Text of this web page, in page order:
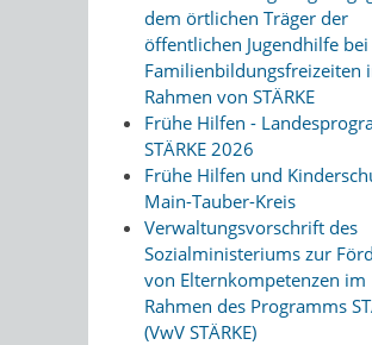
dem örtlichen Träger der
öffentlichen Jugendhilfe bei
Familienbildungsfreizeiten
Rahmen von STÄRKE
Frühe Hilfen -
STÄRKE 2026
Frühe Hilfen und
Main-Tauber-Kreis
Verwaltungsvorschrift des
Sozialministeriums zur
von Elternkompetenzen im
Rahmen des Programms
(VwV STÄRKE)